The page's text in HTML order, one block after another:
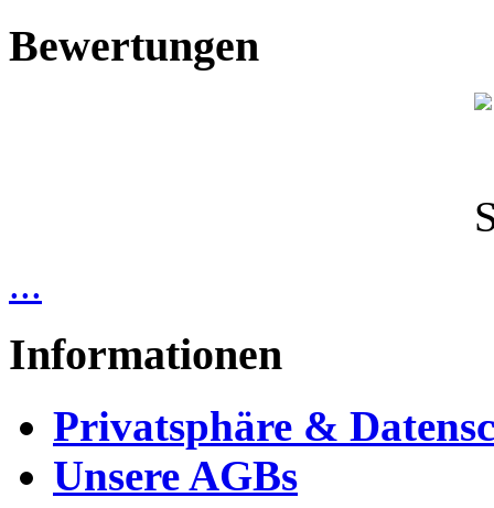
Bewertungen
...
Informationen
Privatsphäre &
Unsere AGBs